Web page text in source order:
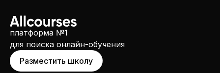
платформа №1
для поиска онлайн-обучения
Разместить школу